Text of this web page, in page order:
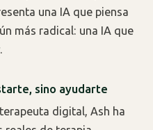
una IA que piensa
más radical: una IA que
.
sino ayudarte
digital, Ash ha